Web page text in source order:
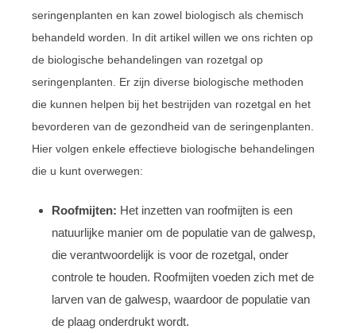
seringenplanten en kan zowel biologisch als chemisch
behandeld worden. In dit artikel willen we ons richten op
de biologische behandelingen van rozetgal op
seringenplanten. Er zijn diverse biologische methoden
die kunnen helpen bij het bestrijden van rozetgal en het
bevorderen van de gezondheid van de seringenplanten.
Hier volgen enkele effectieve biologische behandelingen
die u kunt overwegen:
Roofmijten: Het inzetten van roofmijten is een
natuurlijke manier om de populatie van de galwesp,
die verantwoordelijk is voor de rozetgal, onder
controle te houden. Roofmijten voeden zich met de
larven van de galwesp, waardoor de populatie van
de plaag onderdrukt wordt.